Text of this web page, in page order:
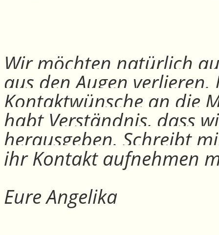
Wir möchten natürlich
aus den Augen
Kontaktwünsche an die
habt Verständnis, dass
herausgeben. Schreibt
ihr Kontakt aufnehmen
Eure Angelika